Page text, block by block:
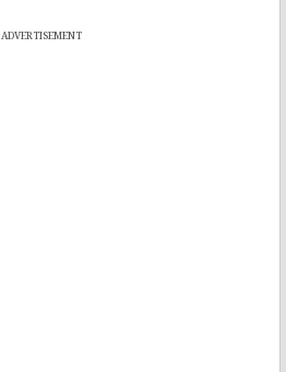
ADVERTISEMENT